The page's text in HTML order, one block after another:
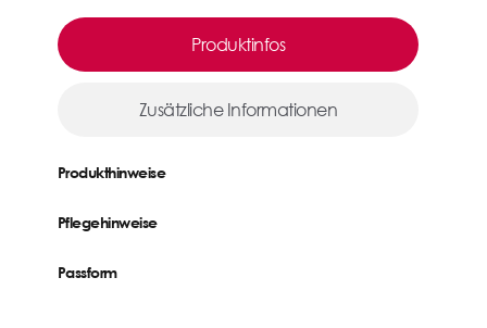
Produktinfos
Zusätzliche Informationen
Produkthinweise
Pflegehinweise
Passform